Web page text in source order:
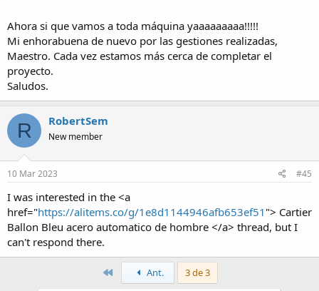
Isaac Peral, tenemos el gusto de comunicarle que, por parte
de la Armada, no
existe inconveniente en su realización.
Significando que esta autorización únicamente tiene efecto
para
la fabricación y promoción de este reloj de la "Serie Histórica",
sin que pueda
ser utilizada para otro fin distinto al que se indica.
Ahora si que vamos a toda máquina yaaaaaaaaa!!!!!
Mi enhorabuena de nuevo por las gestiones realizadas,
Maestro. Cada vez estamos más cerca de completar el
proyecto.
Saludos.
R RobertSem
New member
10 Mar 2023 #45
I was interested in the <a
href="https://alitems.co/g/1e8d1144946afb653ef51 "> Cartier
Ballon Bleu acero automatico de hombre </a> thread, but I
can't respond there.
PrimeroAnt. 3 de 3